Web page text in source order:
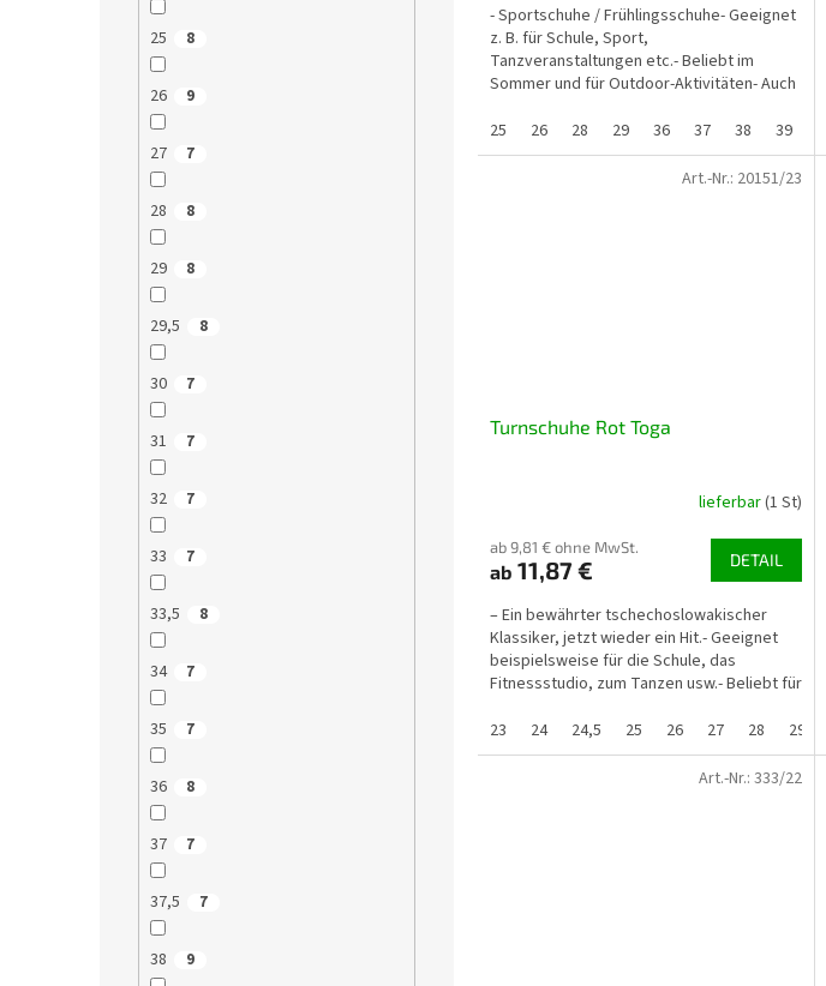
25 8
26 9
27 7
28 8
29 8
29,5 8
30 7
31 7
32 7
33 7
33,5 8
34 7
35 7
36 8
37 7
37,5 7
38 9
- Sportschuhe / Frühlingsschuhe- Geeignet
z. B. für Schule, Sport,
Tanzveranstaltungen etc.- Beliebt im
Sommer und für Outdoor-Aktivitäten- Auch
25
26 28 29 36 37 38 39
Turnschuhe Rot Toga
lieferbar(1 St)
ab 9,81 € ohne MwSt.
ab 11,87 € DETAIL
– Ein bewährter tschechoslowakischer
Klassiker, jetzt wieder ein Hit.- Geeignet
beispielsweise für die Schule, das
Fitnessstudio, zum Tanzen usw.- Beliebt für
23
24 24,5 25 26 27 28 29
Art.-Nr.: 20151/23
Art.-Nr.: 333/22